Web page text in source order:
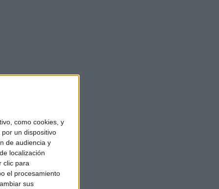
como cookies, y
un dispositivo
de audiencia y
localización
clic para
el procesamiento
sus